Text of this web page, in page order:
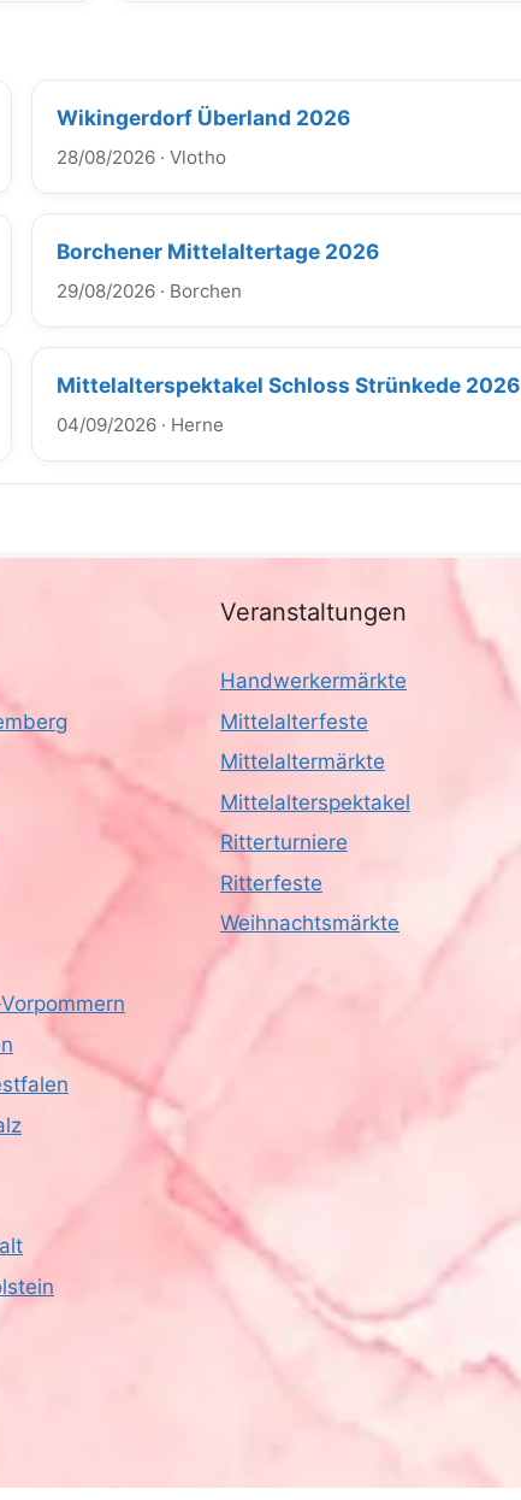
Wikingerdorf Überland 2026
28/08/2026 · Vlotho
Borchener Mittelaltertage 2026
29/08/2026 · Borchen
Mittelalterspektakel Schloss Strünkede 2026
04/09/2026 · Herne
Veranstaltungen
Handwerkermärkte
Mittelalterfeste
Mittelaltermärkte
Mittelalterspektakel
Ritterturniere
Ritterfeste
Weihnachtsmärkte